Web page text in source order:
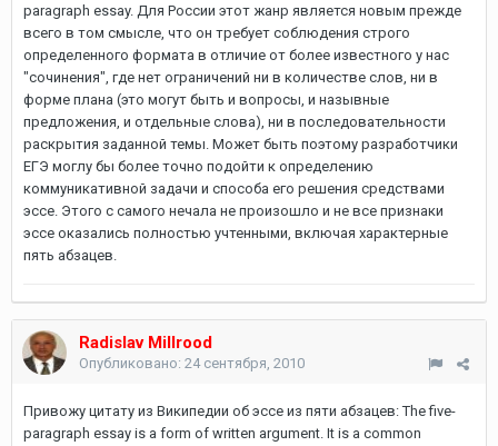
paragraph essay. Для России этот жанр является новым прежде
всего в том смысле, что он требует соблюдения строго
определенного формата в отличие от более известного у нас
"сочинения", где нет ограничений ни в количестве слов, ни в
форме плана (это могут быть и вопросы, и назывные
предложения, и отдельные слова), ни в последовательности
раскрытия заданной темы. Может быть поэтому разработчики
ЕГЭ моглу бы более точно подойти к определению
коммуникативной задачи и способа его решения средствами
эссе. Этого с самого нечала не произошло и не все признаки
эссе оказались полностью учтенными, включая характерные
пять абзацев.
Radislav Millrood
Опубликовано: 24 сентября, 2010
Привожу цитату из Википедии об эссе из пяти абзацев: The five-
paragraph essay is a form of written argument. It is a common